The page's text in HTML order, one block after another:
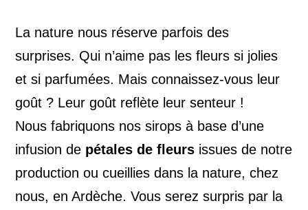
La nature nous réserve parfois des
surprises. Qui n’aime pas les fleurs si jolies
et si parfumées. Mais connaissez-vous leur
goût ? Leur goût reflète leur senteur !
Nous fabriquons nos sirops à base d’une
infusion de pétales de fleurs issues de notre
production ou cueillies dans la nature, chez
nous, en Ardèche. Vous serez surpris par la